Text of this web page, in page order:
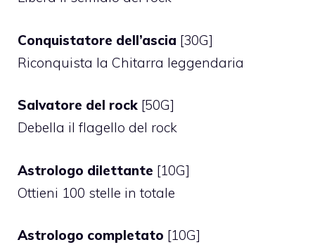
Conquistatore dell’ascia [30G]
Riconquista la Chitarra leggendaria
Salvatore del rock [50G]
Debella il flagello del rock
Astrologo dilettante [10G]
Ottieni 100 stelle in totale
Astrologo completato [10G]